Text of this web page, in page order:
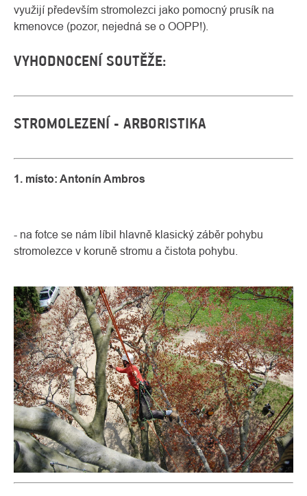
využijí především stromolezci jako pomocný prusík na
kmenovce (pozor, nejedná se o OOPP!).
VYHODNOCENÍ SOUTĚŽE:
STROMOLEZENÍ - ARBORISTIKA
1. místo: Antonín Ambros
- na fotce se nám líbil hlavně klasický záběr pohybu
stromolezce v koruně stromu a čistota pohybu.